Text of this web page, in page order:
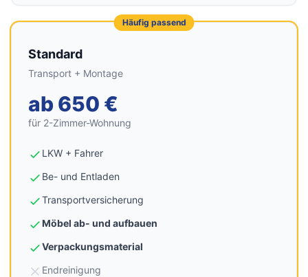
Häufig passend
Standard
Transport + Montage
ab 650 €
für 2-Zimmer-Wohnung
LKW + Fahrer
Be- und Entladen
Transportversicherung
Möbel ab- und aufbauen
Verpackungsmaterial
Endreinigung